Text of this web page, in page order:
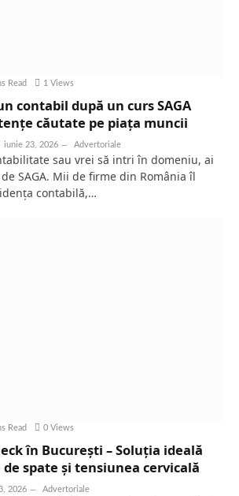
Read 1 Views
contabil după un curs SAGA
căutate pe piața muncii
iunie 23, 2026 Advertoriale
sau vrei să intri în domeniu, ai
SAGA. Mii de firme din România îl
contabilă,…
Read 0 Views
în București – Soluția ideală
spate și tensiunea cervicală
2026 Advertoriale